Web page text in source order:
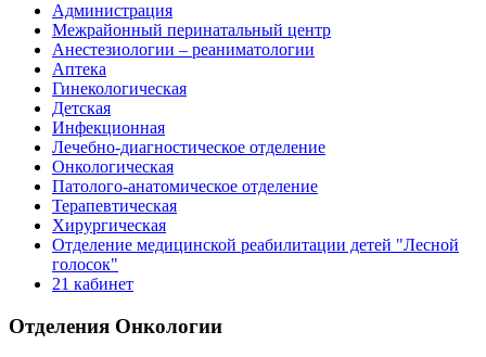
Администрация
Межрайонный перинатальный центр
Анестезиологии – реаниматологии
Аптека
Гинекологическая
Детская
Инфекционная
Лечебно-диагностическое отделение
Онкологическая
Патолого-анатомическое отделение
Терапевтическая
Хирургическая
Отделение медицинской реабилитации детей "Лесной
голосок"
21 кабинет
Отделения Онкологии